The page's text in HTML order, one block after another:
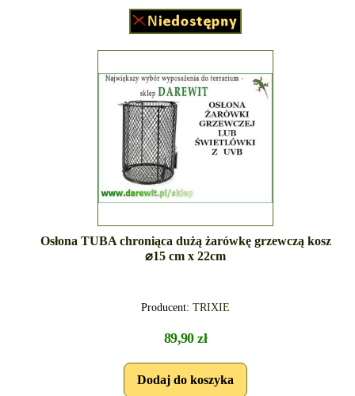
Osłona TUBA chroniąca dużą żarówkę grzewczą kosz
⌀15 cm x 22cm
Producent: TRIXIE
89,90 zł